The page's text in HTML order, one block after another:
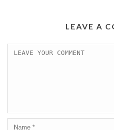
LEAVE A